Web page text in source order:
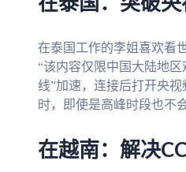
在泰国工作的李姐喜欢看
“该内容仅限中国大陆地区
线”加速，连接后打开央
时，即使是高峰时段也不
在越南：解决